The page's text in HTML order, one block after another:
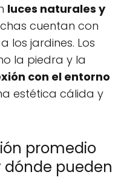
luces naturales y
cuentan con
los jardines. Los
la piedra y la
con el entorno
estética cálida y
promedio
dónde pueden